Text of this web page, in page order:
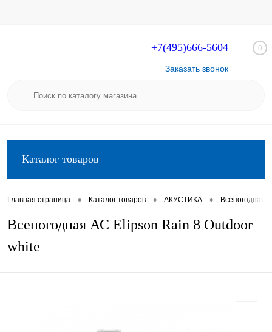
+7(495)666-5604
Заказать звонок
0
Каталог товаров
Главная страница • Каталог товаров • АКУСТИКА • Всепогодная
Всепогодная АС Elipson Rain 8 Outdoor
white